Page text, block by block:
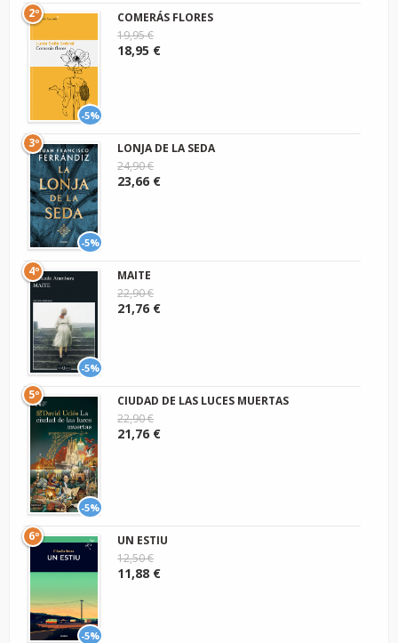
-5%
2º
COMERÁS FLORES
19,95 €
18,95 €
-5%
3º
LONJA DE LA SEDA
24,90 €
23,66 €
-5%
4º
MAITE
22,90 €
21,76 €
-5%
5º
CIUDAD DE LAS LUCES MUERTAS
22,90 €
21,76 €
-5%
6º
UN ESTIU
12,50 €
11,88 €